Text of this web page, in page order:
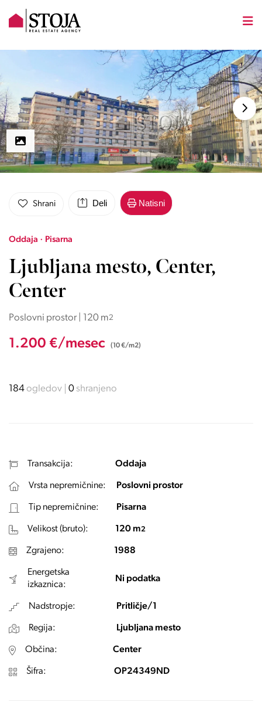
Shrani Deli Natisni
Oddaja · Pisarna
Ljubljana mesto, Center,
Center
Poslovni prostor | 120 m2
1.200 €/mesec (10 €/m2)
184ogledov 0shranjeno
Transakcija: Oddaja
Vrsta nepremičnine: Poslovni prostor
Tip nepremičnine: Pisarna
Velikost (bruto): 120 m2
Zgrajeno: 1988
Energetska
izkaznica:
Ni podatka
Nadstropje: Pritličje/1
Regija: Ljubljana mesto
Občina: Center
Šifra: OP24349ND